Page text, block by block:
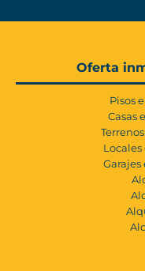
Oferta
Pisos
Casas